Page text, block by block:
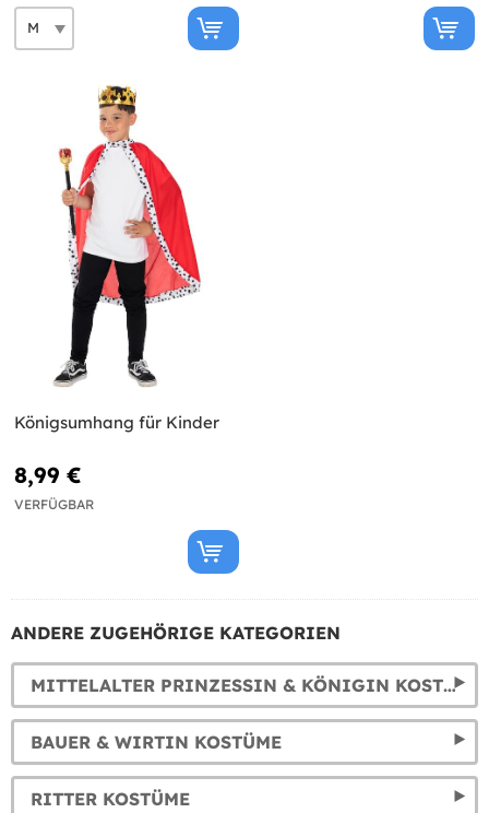
Königsumhang für Kinder
8,99 €
VERFÜGBAR
ANDERE ZUGEHÖRIGE KATEGORIEN
MITTELALTER PRINZESSIN & KÖNIGIN KOSTÜME
BAUER & WIRTIN KOSTÜME
RITTER KOSTÜME